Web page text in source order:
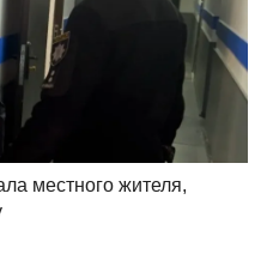
местного жителя,